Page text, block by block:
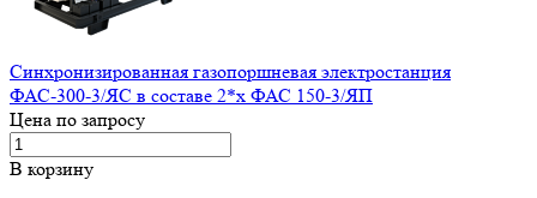
Синхронизированная газопоршневая электростанция
ФАС-300-3/ЯС в составе 2*x ФАС 150-3/ЯП
Цена по запросу
В корзину